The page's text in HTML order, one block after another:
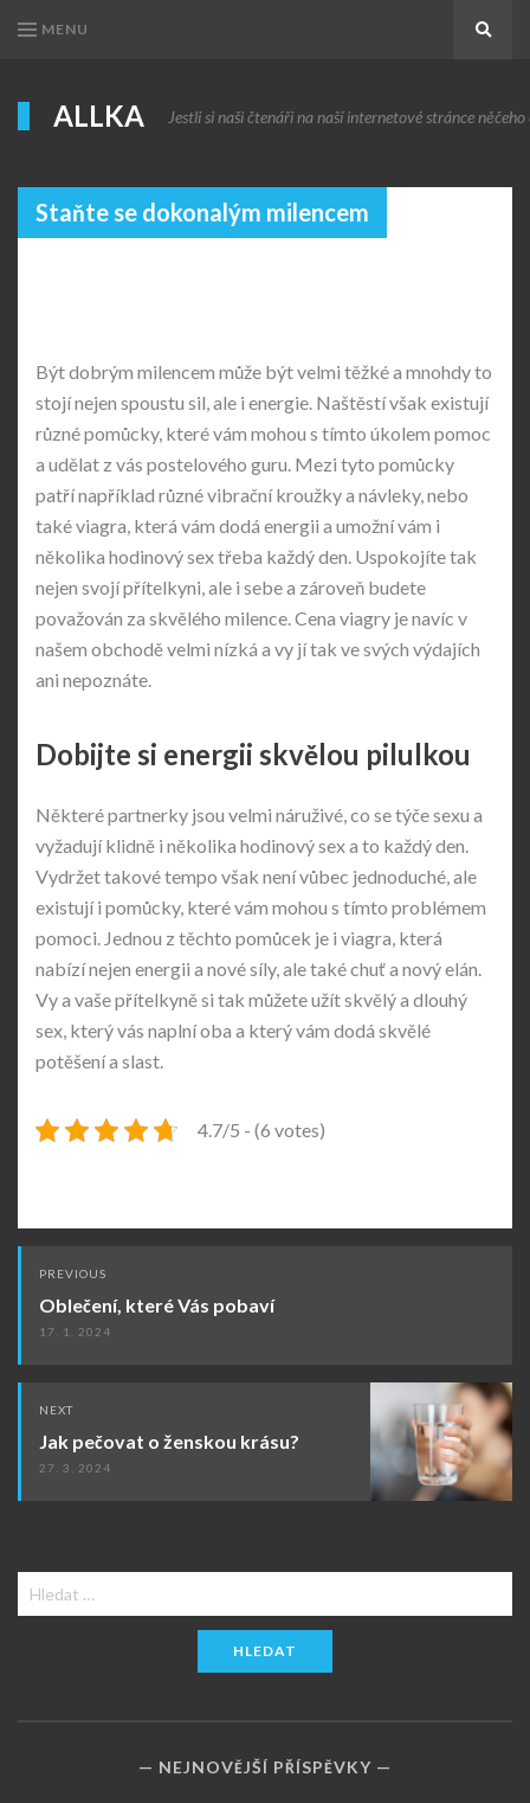
MENU
ALLKA Jestli si naši čtenáři na naší internetové stránce
Staňte se dokonalým milencem
Být dobrým milencem může být velmi těžké a mnohdy to
stojí nejen spoustu sil, ale i energie. Naštěstí však existují
různé pomůcky, které vám mohou s tímto úkolem pomoc
a udělat z vás postelového guru. Mezi tyto pomůcky
patří například různé vibrační kroužky a návleky, nebo
také viagra, která vám dodá energii a umožní vám i
několika hodinový sex třeba každý den. Uspokojíte tak
nejen svojí přítelkyni, ale i sebe a zároveň budete
považován za skvělého milence. Cena viagry je navíc v
našem obchodě velmi nízká a vy jí tak ve svých výdajích
ani nepoznáte.
Dobijte si energii skvělou pilulkou
Některé partnerky jsou velmi náruživé, co se týče sexu a
vyžadují klidně i několika hodinový sex a to každý den.
Vydržet takové tempo však není vůbec jednoduché, ale
existují i pomůcky, které vám mohou s tímto problémem
pomoci. Jednou z těchto pomůcek je i viagra, která
nabízí nejen energii a nové síly, ale také chuť a nový elán.
Vy a vaše přítelkyně si tak můžete užít skvělý a dlouhý
sex, který vás naplní oba a který vám dodá skvělé
potěšení a slast.
4.7/5 - (6 votes)
Post
navigation
PREVIOUS
Oblečení, které Vás pobaví
17. 1. 2024
NEXT
Jak pečovat o ženskou krásu?
27. 3. 2024
Vyhledávání
NEJNOVĚJŠÍ PŘÍSPĚVKY